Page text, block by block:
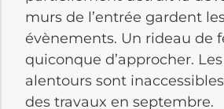
murs de l’entrée gardent
évènements. Un rideau de
quiconque d’approcher.
alentours sont
des travaux en septembre.